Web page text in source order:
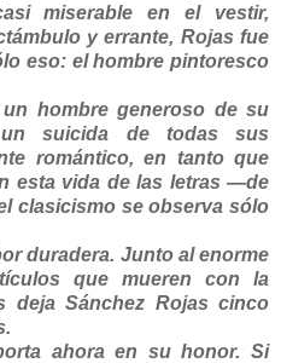
miserable en el vestir,
y errante, Rojas fue
eso: el hombre pintoresco
hombre generoso de su
suicida de todas sus
romántico, en tanto que
esta vida de las letras —de
clasicismo se observa sólo
duradera. Junto al enorme
que mueren con la
deja Sánchez Rojas cinco
ahora en su honor. Si